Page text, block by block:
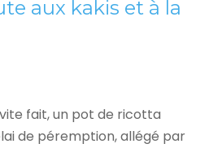
aux kakis et à la
fait, un pot de ricotta
de péremption, allégé par